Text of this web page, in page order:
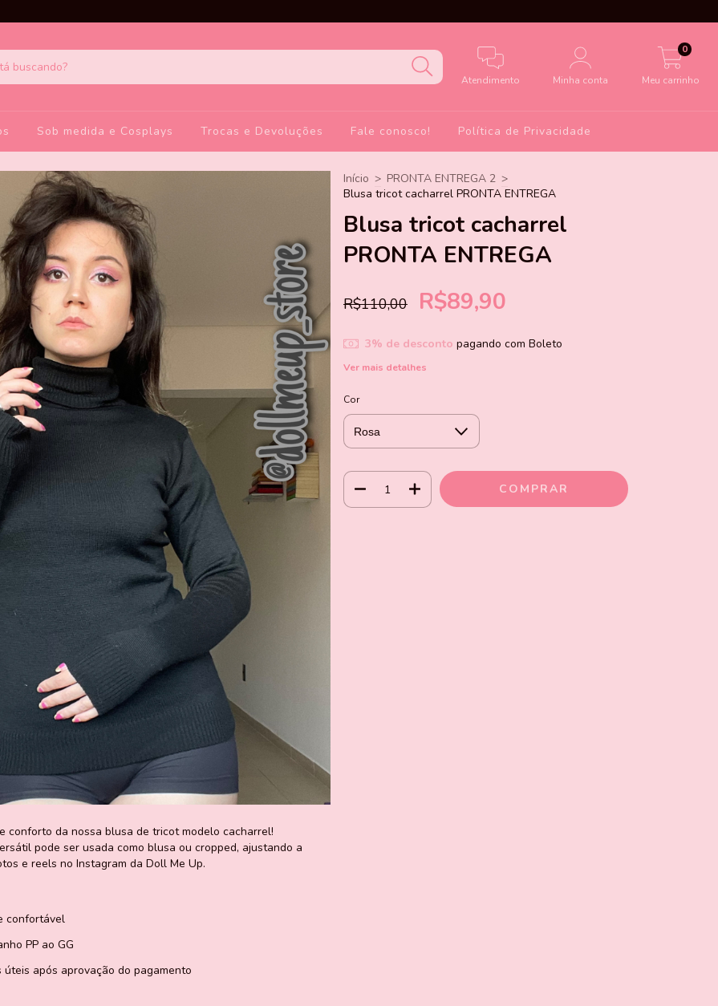
Atendimento Minha conta Meu carrinho
0
Sob medida e Cosplays Trocas e Devoluções Fale conosco! Política de Privacidade
conforto da nossa blusa de tricot modelo cacharrel!
pode ser usada como blusa ou cropped, ajustando a
e reels no Instagram da Doll Me Up.
confortável
PP ao GG
após aprovação do pagamento
Início > PRONTA ENTREGA 2 >
Blusa tricot cacharrel PRONTA ENTREGA
Blusa tricot cacharrel
PRONTA ENTREGA
R$110,00 R$89,90
3% de desconto pagando com Boleto
Ver mais detalhes
Cor